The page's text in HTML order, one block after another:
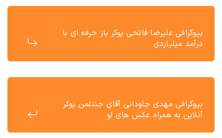
بیوگرافی علیرضا فاتحی پوکر باز حرفه ای با
درآمد میلیاردی
بیوگرافی مهدی جاودانی آقای جنتلمن پوکر
آنلاین به همراه عکس های او